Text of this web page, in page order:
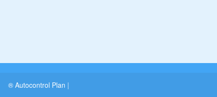
® Autocontrol Plan |